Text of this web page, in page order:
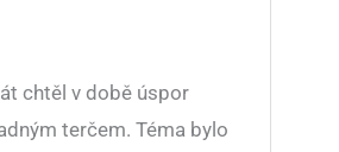
chtěl v době úspor
terčem. Téma bylo